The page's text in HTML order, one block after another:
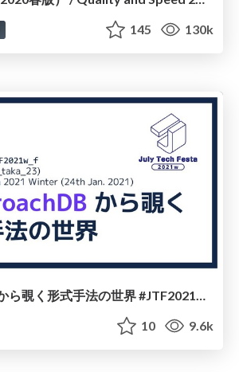
145 130k
CockroachDB から覗く形式手法の世界 #JTF2021w / July Tech Festa 2021 winter
10 9.6k